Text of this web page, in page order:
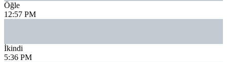
Öğle
12:57 PM
İkindi
5:36 PM